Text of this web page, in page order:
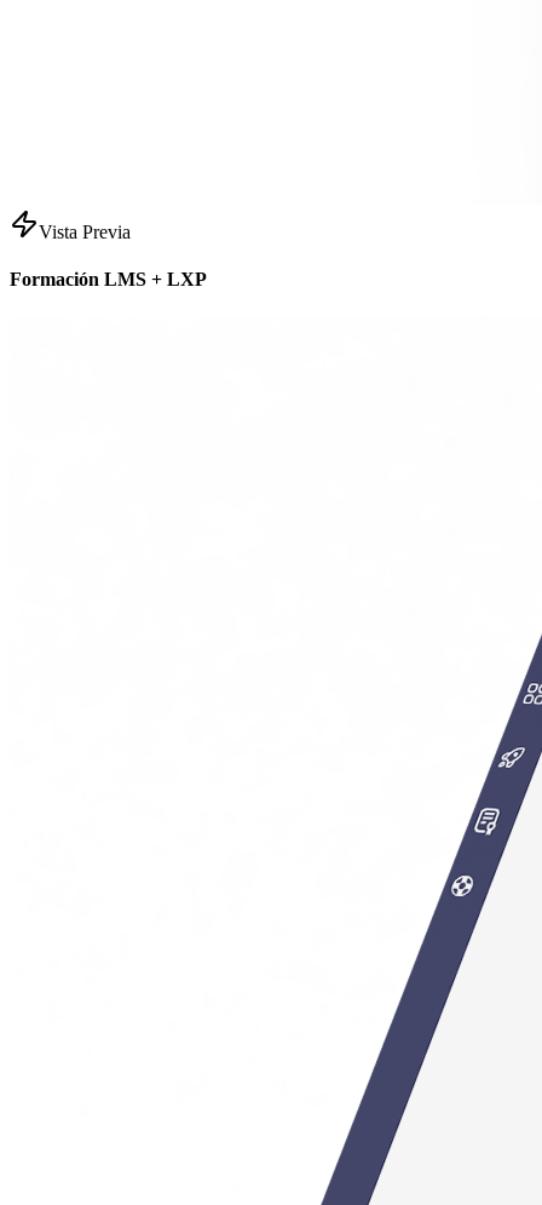
Vista Previa
Formación LMS + LXP